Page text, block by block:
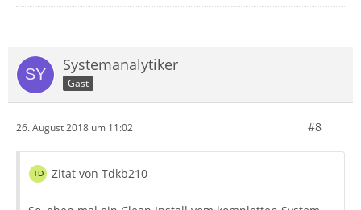
Systemanalytiker
Gast
26. August 2018 um 11:02 #8
Zitat von Tdkb210